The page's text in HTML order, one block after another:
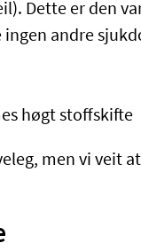
Dette er den
andre
høgt stoffskifte
men vi veit